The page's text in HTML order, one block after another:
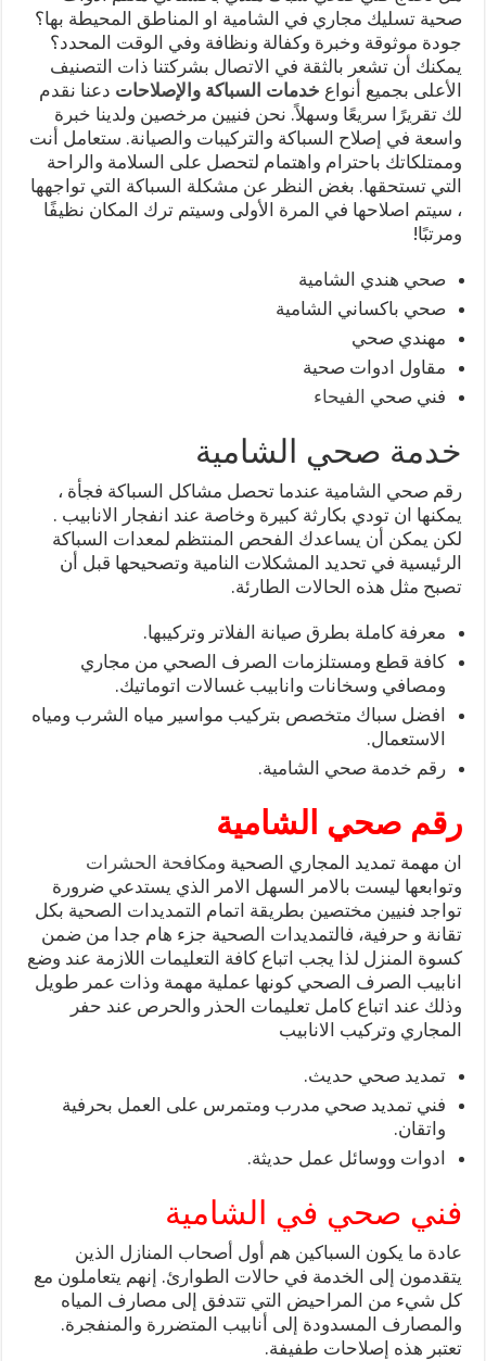
صحية تسليك مجاري في الشامية او المناطق المحيطة بها؟
جودة موثوقة وخبرة وكفالة ونظافة وفي الوقت المحدد؟
يمكنك أن تشعر بالثقة في الاتصال بشركتنا ذات التصنيف
الأعلى بجميع أنواع خدمات السباكة والإصلاحات دعنا نقدم
لك تقريرًا سريعًا وسهلاً. نحن فنيين مرخصين ولدينا خبرة
واسعة في إصلاح السباكة والتركيبات والصيانة. ستعامل أنت
وممتلكاتك باحترام واهتمام لتحصل على السلامة والراحة
التي تستحقها. بغض النظر عن مشكلة السباكة التي تواجهها
، سيتم اصلاحها في المرة الأولى وسيتم ترك المكان نظيفًا
ومرتبًا!
صحي هندي الشامية
صحي باكساني الشامية
مهندي صحي
مقاول ادوات صحية
فني صحي الفيحاء
خدمة صحي الشامية
رقم صحي الشامية عندما تحصل مشاكل السباكة فجأة ،
يمكنها ان تودي بكارثة كبيرة وخاصة عند انفجار الانابيب .
لكن يمكن أن يساعدك الفحص المنتظم لمعدات السباكة
الرئيسية في تحديد المشكلات النامية وتصحيحها قبل أن
تصبح مثل هذه الحالات الطارئة.
معرفة كاملة بطرق صيانة الفلاتر وتركيبها.
كافة قطع ومستلزمات الصرف الصحي من مجاري
ومصافي وسخانات وانابيب غسالات اتوماتيك.
افضل سباك متخصص بتركيب مواسير مياه الشرب ومياه
الاستعمال.
رقم خدمة صحي الشامية.
رقم صحي الشامية
ان مهمة تمديد المجاري الصحية ومكافحة الحشرات
وتوابعها ليست بالامر السهل الامر الذي يستدعي ضرورة
تواجد فنيين مختصين بطريقة اتمام التمديدات الصحية بكل
تقانة و حرفية، فالتمديدات الصحية جزء هام جدا من ضمن
كسوة المنزل لذا يجب اتباع كافة التعليمات اللازمة عند وضع
انابيب الصرف الصحي كونها عملية مهمة وذات عمر طويل
وذلك عند اتباع كامل تعليمات الحذر والحرص عند حفر
المجاري وتركيب الانابيب
تمديد صحي حديث.
فني تمديد صحي مدرب ومتمرس على العمل بحرفية
واتقان.
ادوات ووسائل عمل حديثة.
فني صحي في الشامية
عادة ما يكون السباكين هم أول أصحاب المنازل الذين
يتقدمون إلى الخدمة في حالات الطوارئ. إنهم يتعاملون مع
كل شيء من المراحيض التي تتدفق إلى مصارف المياه
والمصارف المسدودة إلى أنابيب المتضررة والمنفجرة.
تعتبر هذه إصلاحات طفيفة.